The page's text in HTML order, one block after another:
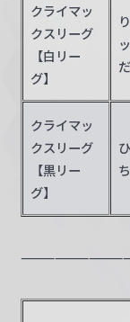
クライマッ
クスリーグ
【白リー
グ】
クライマッ
クスリーグ
【黒リー
グ】